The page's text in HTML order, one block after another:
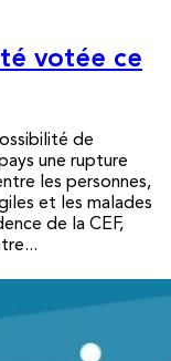
votée ce
de
une rupture
les personnes,
et les malades
de la CEF,